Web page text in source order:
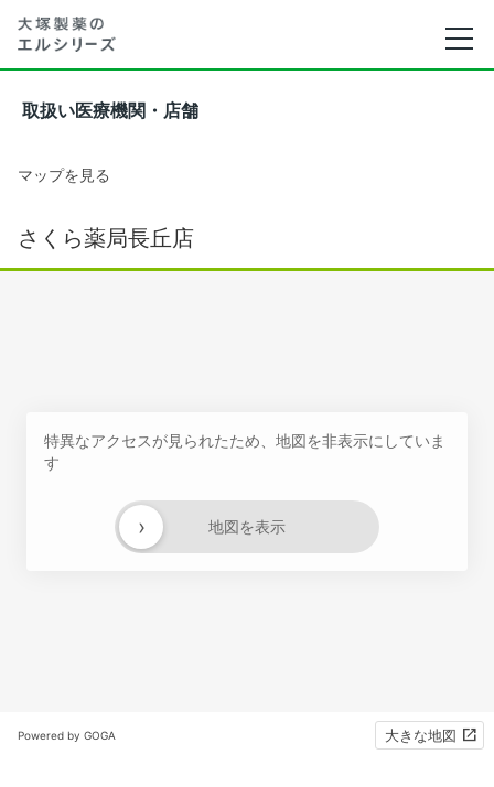
取扱い医療機関・店舗
マップを見る
さくら薬局長丘店
特異なアクセスが見られたため、地図を非表示にしていま
す
地図を表示
›
Powered by GOGA 大きな地図